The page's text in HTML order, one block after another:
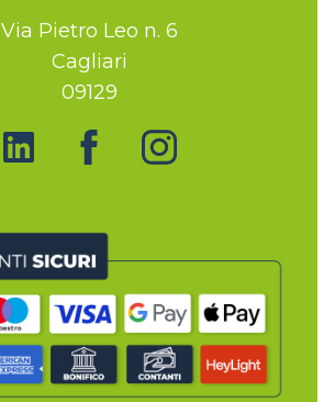
Via Pietro Leo n. 6
Cagliari
09129